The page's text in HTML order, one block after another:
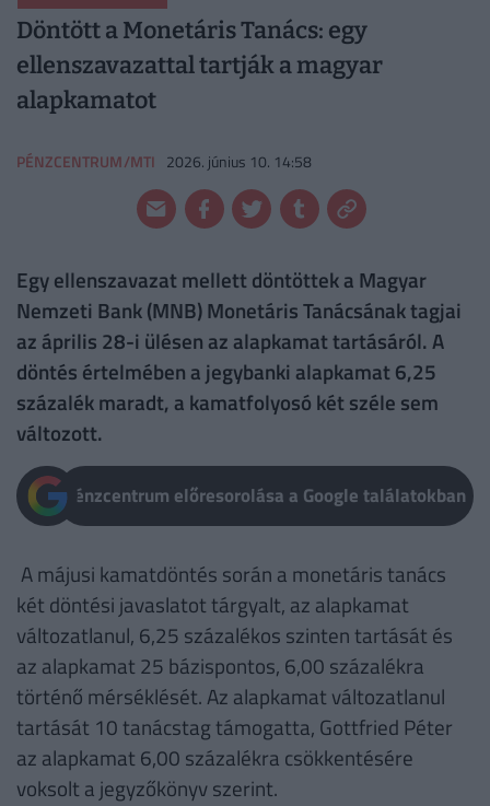
Döntött a Monetáris Tanács: egy
ellenszavazattal tartják a magyar
alapkamatot
PÉNZCENTRUM/MTI 2026. június 10. 14:58
Egy ellenszavazat mellett döntöttek a Magyar
Nemzeti Bank (MNB) Monetáris Tanácsának tagjai
az április 28-i ülésen az alapkamat tartásáról. A
döntés értelmében a jegybanki alapkamat 6,25
százalék maradt, a kamatfolyosó két széle sem
változott.
Pénzcentrum előresorolása a Google találatokban
A májusi kamatdöntés során a monetáris tanács
két döntési javaslatot tárgyalt, az alapkamat
változatlanul, 6,25 százalékos szinten tartását és
az alapkamat 25 bázispontos, 6,00 százalékra
történő mérséklését. Az alapkamat változatlanul
tartását 10 tanácstag támogatta, Gottfried Péter
az alapkamat 6,00 százalékra csökkentésére
voksolt a jegyzőkönyv szerint.